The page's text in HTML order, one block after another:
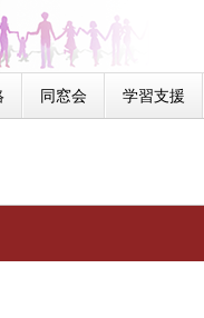
同窓会 学習支援